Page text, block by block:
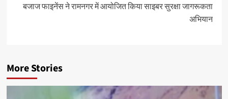
बजाज फाइनेंस ने रामनगर में आयोजित किया साइबर सुरक्षा जागरूकता
अभियान
More Stories